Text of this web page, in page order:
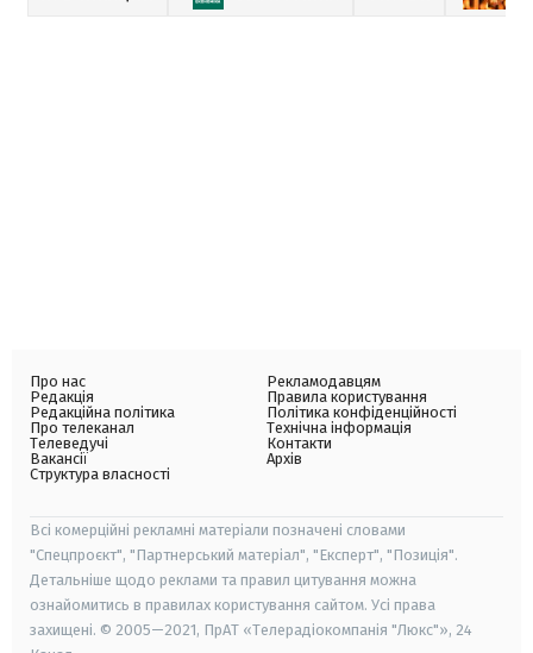
Про нас
Редакція
Редакційна політика
Про телеканал
Телеведучі
Вакансії
Структура власності
Рекламодавцям
Правила користування
Політика конфіденційності
Технічна інформація
Контакти
Архів
Всі комерційні рекламні матеріали позначені словами
"Спецпроєкт", "Партнерський матеріал", "Експерт", "Позиція".
Детальніше щодо реклами та правил цитування можна
ознайомитись в правилах користування сайтом. Усі права
захищені. © 2005—2021, ПрАТ «Телерадіокомпанія "Люкс"», 24